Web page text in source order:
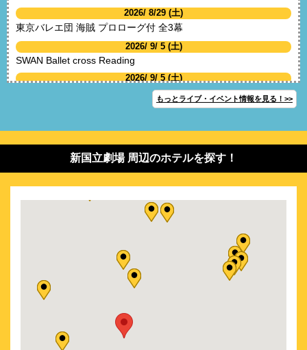
2026/ 8/29 (土)
東京バレエ団 海賊 プロローグ付 全3幕
2026/ 9/ 5 (土)
SWAN Ballet cross Reading
2026/ 9/ 5 (土)
ミュージカル SHOWMAN 4番目の影武者
2026/ 9/ 6 (日)
2026/ 9/ 7 (月)
SWAN Ballet cross Reading
2026/ 9/ 9 (水)
SWAN Ballet cross Reading
2026/ 9/ 9 (水)
東京バレエ団 ブルメイステル版 白鳥の湖 全4幕
東京バレエ団 ブルメイステル版 白鳥の湖 全4幕
2026/ 9/11 (金)
東京バレエ団 ブルメイステル版 白鳥の湖 全4幕
東京バレエ団 ブルメイステル版 白鳥の湖 全4幕
もっとライブ・イベント情報を見る！>>
新国立劇場 周辺のホテルを探す！